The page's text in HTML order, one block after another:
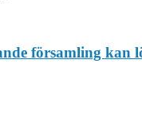
församling kan